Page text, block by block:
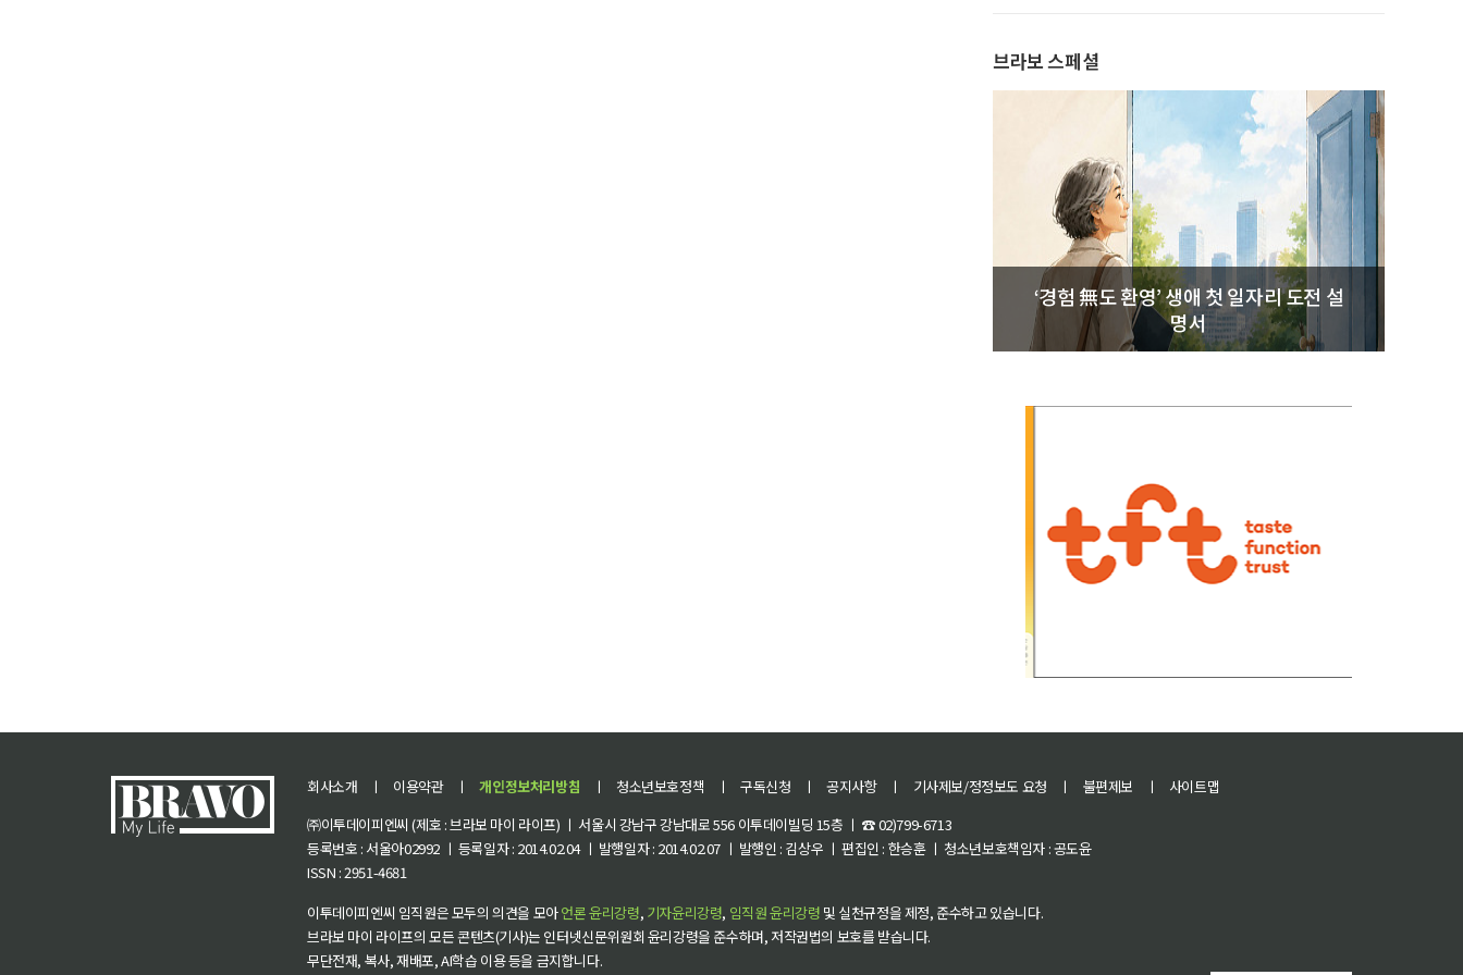
브라보 스페셜
‘경험 無도 환영’ 생애 첫 일자리 도전 설
명서
회사소개 ㅣ 이용약관 ㅣ 개인정보처리방침 ㅣ 청소년보호정책 ㅣ 구독신청 ㅣ 공지사항 ㅣ 기사제보/정정보도 요청 ㅣ 불편제보 ㅣ
사이트맵
㈜이투데이피엔씨 (제호 : 브라보 마이 라이프) ㅣ 서울시 강남구 강남대로 556 이투데이빌딩 15층 ㅣ ☎ 02)799-6713
등록번호 : 서울아02992 ㅣ 등록일자 : 2014.02.04 ㅣ 발행일자 : 2014.02.07 ㅣ 발행인 : 김상우 ㅣ 편집인 : 한승훈 ㅣ 청소년보호책임자 : 공도윤
ISSN : 2951-4681
이투데이피엔씨 임직원은 모두의 의견을 모아언론 윤리강령, 기자윤리강령, 임직원 윤리강령 및 실천규정을 제정, 준수하고 있습니다.
브라보 마이 라이프의 모든 콘텐츠(기사)는 인터넷신문위원회 윤리강령을 준수하며, 저작권법의 보호를 받습니다.
무단전재, 복사, 재배포, AI학습 이용 등을 금지합니다.